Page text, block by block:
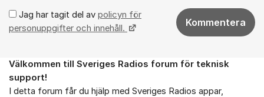
Jag har tagit del av policyn för
personuppgifter och innehåll.
Kommentera
Om forumet
Välkommen till Sveriges Radios forum för teknisk
support!
I detta forum får du hjälp med Sveriges Radios appar,